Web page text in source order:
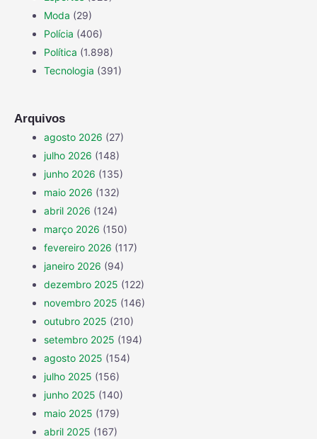
Moda (29)
Polícia (406)
Política (1.898)
Tecnologia (391)
Arquivos
agosto 2026 (27)
julho 2026 (148)
junho 2026 (135)
maio 2026 (132)
abril 2026 (124)
março 2026 (150)
fevereiro 2026 (117)
janeiro 2026 (94)
dezembro 2025 (122)
novembro 2025 (146)
outubro 2025 (210)
setembro 2025 (194)
agosto 2025 (154)
julho 2025 (156)
junho 2025 (140)
maio 2025 (179)
abril 2025 (167)